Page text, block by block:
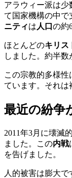
アラウィー派は少
て国家機構の中で
ニティは 人口 の約
ほとんどのキリス
しました。約半数
この宗教的多様
ています。それは
最近の紛争
2011年3月に壊滅
ました。この内戦
を告げました。
人的被害は膨大で